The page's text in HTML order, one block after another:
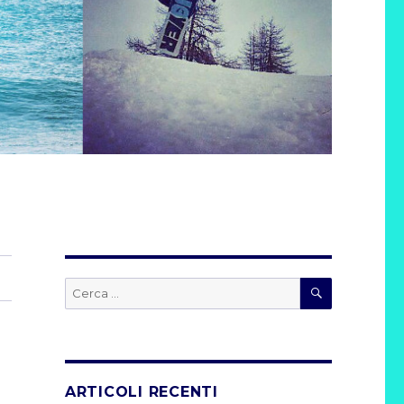
Cerca: CERCA
ARTICOLI RECENTI